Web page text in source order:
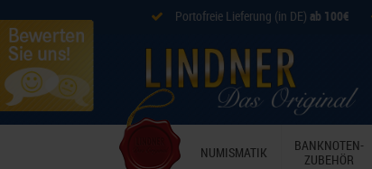
Portofreie Lieferung (in DE) ab 100€
NUMISMATIK
BANKNOTEN-
ZUBEHÖR